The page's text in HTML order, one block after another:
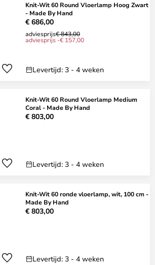
Knit-Wit 60 Round Vloerlamp Hoog Zwart
- Made By Hand
€ 686,00
adviesprijs€ 843,00
adviesprijs -€ 157,00
Levertijd: 3 - 4 weken
Knit-Wit 60 Round Vloerlamp Medium
Coral - Made By Hand
€ 803,00
Levertijd: 3 - 4 weken
Knit-Wit 60 ronde vloerlamp, wit, 100 cm -
Made By Hand
€ 803,00
Levertijd: 3 - 4 weken